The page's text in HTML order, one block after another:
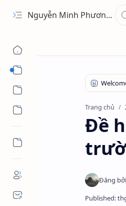
Nguyễn Minh Phương - Blog Chia sẻ Kiến thức Chứng khoán & Tài liệu Toán học
Trang chủ
Đề